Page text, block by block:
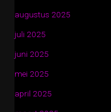
augustus 2025
juli 2025
juni 2025
mei 2025
april 2025